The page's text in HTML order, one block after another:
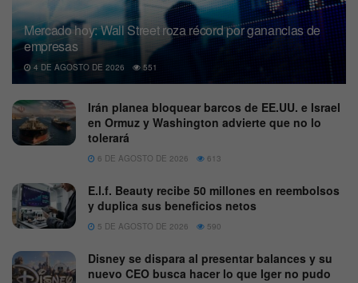
Mercado hoy: Wall Street roza récord por ganancias de
empresas
4 DE AGOSTO DE 2026 551
Irán planea bloquear barcos de EE.UU. e Israel
en Ormuz y Washington advierte que no lo
tolerará
6 DE AGOSTO DE 2026 613
E.l.f. Beauty recibe 50 millones en reembolsos
y duplica sus beneficios netos
5 DE AGOSTO DE 2026 590
Disney se dispara al presentar balances y su
nuevo CEO busca hacer lo que Iger no pudo